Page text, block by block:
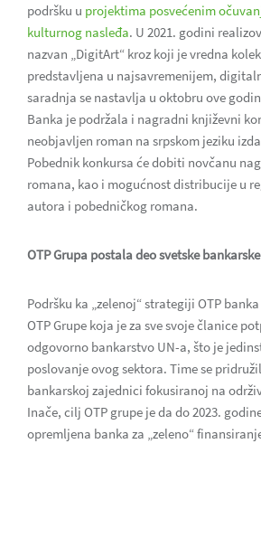
podršku u projektima posvećenim
kulturnog nasleđa. U 2021. godini
nazvan „DigitArt“ kroz koji je vredna
predstavljena u najsavremenijem,
saradnja se nastavlja u oktobru ove
Banka je podržala i nagradni književni
neobjavljen roman na srpskom jeziku
Pobednik konkursa će dobiti novčanu
romana, kao i mogućnost distribucije u
autora i pobedničkog romana.
OTP Grupa postala deo svetske
Podršku ka „zelenoj“ strategiji OTP
OTP Grupe koja je za sve svoje članice
odgovorno bankarstvo UN-a, što je
poslovanje ovog sektora. Time se
bankarskoj zajednici fokusiranoj na
Inače, cilj OTP grupe je da do 2023.
opremljena banka za „zeleno“